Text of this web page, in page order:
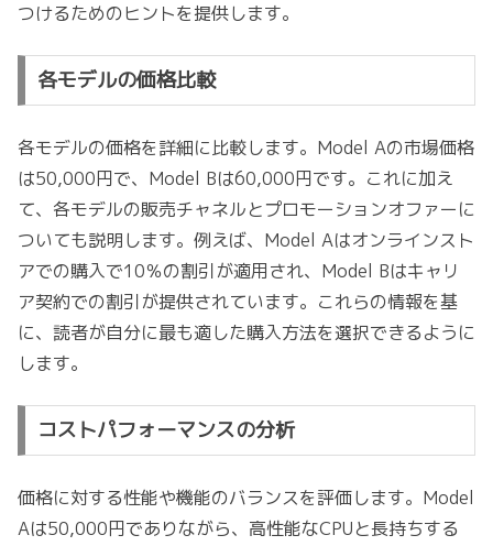
つけるためのヒントを提供します。
各モデルの価格比較
各モデルの価格を詳細に比較します。Model Aの市場価格
は50,000円で、Model Bは60,000円です。これに加え
て、各モデルの販売チャネルとプロモーションオファーに
ついても説明します。例えば、Model Aはオンラインスト
アでの購入で10％の割引が適用され、Model Bはキャリ
ア契約での割引が提供されています。これらの情報を基
に、読者が自分に最も適した購入方法を選択できるように
します。
コストパフォーマンスの分析
価格に対する性能や機能のバランスを評価します。Model
Aは50,000円でありながら、高性能なCPUと長持ちする